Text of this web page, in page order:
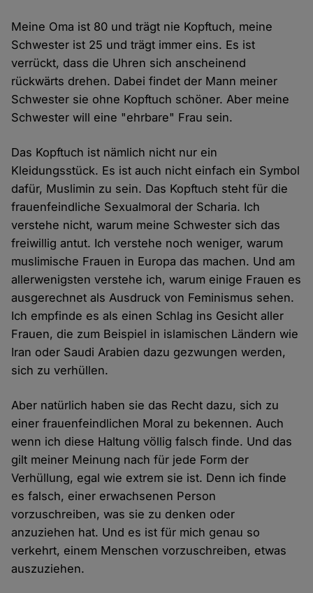
Meine Oma ist 80 und trägt nie Kopftuch, meine
Schwester ist 25 und trägt immer eins. Es ist
verrückt, dass die Uhren sich anscheinend
rückwärts drehen. Dabei findet der Mann meiner
Schwester sie ohne Kopftuch schöner. Aber meine
Schwester will eine "ehrbare" Frau sein.
Das Kopftuch ist nämlich nicht nur ein
Kleidungsstück. Es ist auch nicht einfach ein Symbol
dafür, Muslimin zu sein. Das Kopftuch steht für die
frauenfeindliche Sexualmoral der Scharia. Ich
verstehe nicht, warum meine Schwester sich das
freiwillig antut. Ich verstehe noch weniger, warum
muslimische Frauen in Europa das machen. Und am
allerwenigsten verstehe ich, warum einige Frauen es
ausgerechnet als Ausdruck von Feminismus sehen.
Ich empfinde es als einen Schlag ins Gesicht aller
Frauen, die zum Beispiel in islamischen Ländern wie
Iran oder Saudi Arabien dazu gezwungen werden,
sich zu verhüllen.
Aber natürlich haben sie das Recht dazu, sich zu
einer frauenfeindlichen Moral zu bekennen. Auch
wenn ich diese Haltung völlig falsch finde. Und das
gilt meiner Meinung nach für jede Form der
Verhüllung, egal wie extrem sie ist. Denn ich finde
es falsch, einer erwachsenen Person
vorzuschreiben, was sie zu denken oder
anzuziehen hat. Und es ist für mich genau so
verkehrt, einem Menschen vorzuschreiben, etwas
auszuziehen.